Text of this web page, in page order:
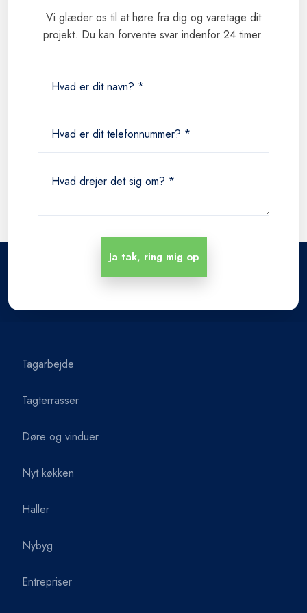
Vi glæder os til at høre fra dig og varetage dit
projekt. Du kan forvente svar indenfor 24 timer.
Tagarbejde
Tagterrasser
Døre og vinduer
Nyt køkken
Haller
Nybyg
Entrepriser